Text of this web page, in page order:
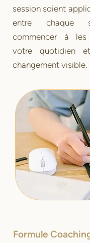
session soient
entre chaque
commencer à
votre quotidien
changement visible.
Formule